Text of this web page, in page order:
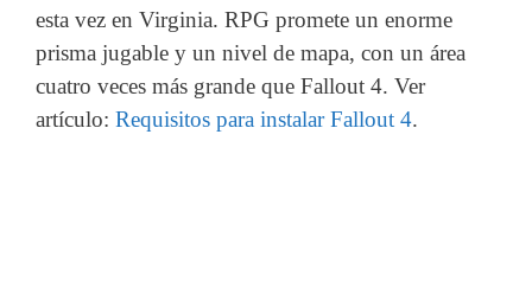
esta vez en Virginia. RPG promete un enorme
prisma jugable y un nivel de mapa, con un área
cuatro veces más grande que Fallout 4. Ver
artículo: Requisitos para instalar Fallout 4.